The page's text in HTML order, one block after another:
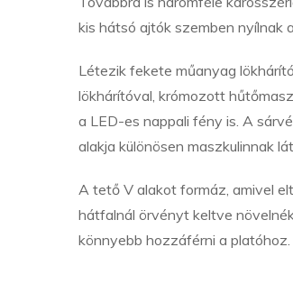
kis hátsó ajtók szemben nyílnak
Létezik fekete műanyag
lökhárítóval, krómozott
a LED-es nappali fény is. A
alakja különösen maszkulinnak
A tető V alakot formáz, amivel
hátfalnál örvényt keltve
könnyebb hozzáférni a platóhoz.